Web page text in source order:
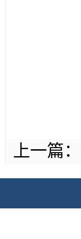
上一篇：